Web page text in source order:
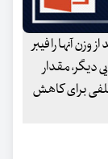
از فیبر هستند و حدود ۷ درصد از وزن آنها را فیبر
دیگر، مقدار
برای کاهش